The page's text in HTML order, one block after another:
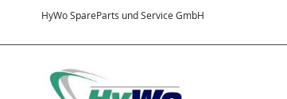
HyWo SpareParts und Service GmbH
Content